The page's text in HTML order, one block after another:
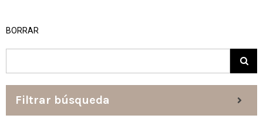
BORRAR
Filtrar búsqueda